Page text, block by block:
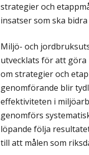
strategier och
insatser som ska
Miljö- och
utvecklats för att
om strategier och
genomförande blir
effektiviteten i
genomförs
löpande följa
till att målen som